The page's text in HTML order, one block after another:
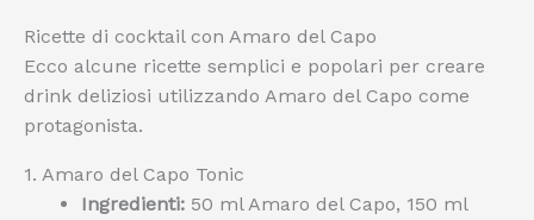
Ricette di cocktail con Amaro del Capo
Ecco alcune ricette semplici e popolari per creare
drink deliziosi utilizzando Amaro del Capo come
protagonista.
1. Amaro del Capo Tonic
Ingredienti: 50 ml Amaro del Capo, 150 ml